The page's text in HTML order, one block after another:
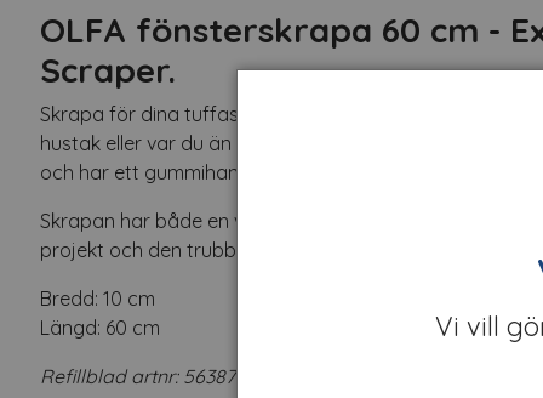
OLFA fönsterskrapa 60 cm -
Scraper.
Skrapa för dina tuffaste jobb. Det extra långa
hustak eller var du än behöver längre räckvidd. Denna
och har ett gummihandtag för bättre grepp och kontroll.
Skrapan har både en vass och en trubbig egg. Välj den
projekt och den trubbiga änden för borttagnings- och
Bredd: 10 cm
Längd: 60 cm
Refillblad artnr: 56387
Vi vill